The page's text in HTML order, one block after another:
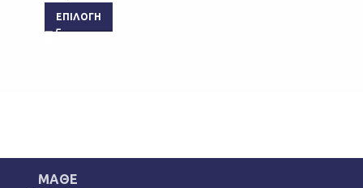
ΕΠΙΛΟΓΉ
ΜΑΘΕ